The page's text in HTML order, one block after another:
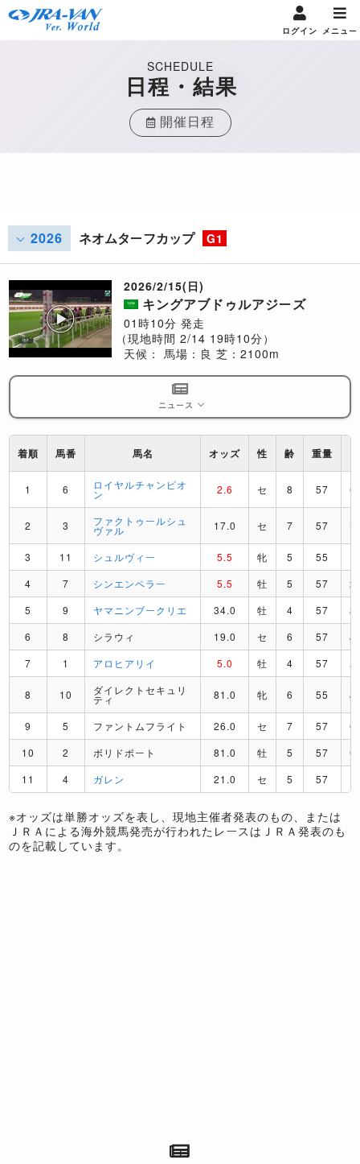
ログイン メニュー
SCHEDULE
日程・結果
開催日程
2026 ネオムターフカップ G1
2026/2/15(日)
キングアブドゥルアジーズ
01時10分 発走
（現地時間 2/14 19時10分）
天候： 馬場：良 芝：2100m
ニュース
着順 馬番 馬名 オッズ 性 齢 重量
1 6 ロイヤルチャンピオ
ン 2.6 セ 8 57 O
2 3 ファクトゥールシュ
ヴァル 17.0 セ 7 57
3 11 シュルヴィー 5.5 牝 5 55
4
7 シンエンペラー 5.5 牡 5 57
5
9 ヤマニンブークリエ 34.0 牡 4 57
6
8 シラウィ 19.0 セ 6 57
J
7
1 アロヒアリイ 5.0 牡 4 57
8 10 ダイレクトセキュリ
ティ 81.0 牝 6 55 J
9 5 ファントムフライト 26.0 セ 7 57
C
10
2 ボリドポート 81.0 牡 5 57
C
11
4 ガレン 21.0 セ 5 57
※オッズは単勝オッズを表し、現地主催者発表のもの、または
ＪＲＡによる海外競馬発売が行われたレースはＪＲＡ発表のも
のを記載しています。